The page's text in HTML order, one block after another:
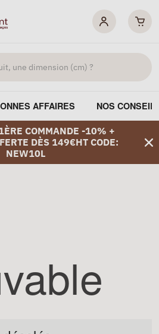
AFFAIRES NOS
COMMANDE -10% +
DÈS 149€HT CODE:
NEW10L